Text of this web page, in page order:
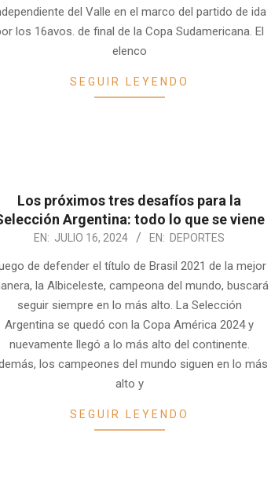
del Valle en el marco del partido de ida
los 16avos. de final de la Copa Sudamericana. El
elenco
SEGUIR LEYENDO
Los próximos tres desafíos para la
Argentina: todo lo que se viene
EN: JULIO 16, 2024 EN: DEPORTES
de defender el título de Brasil 2021 de la mejor
la Albiceleste, campeona del mundo, buscará
seguir siempre en lo más alto. La Selección
Argentina se quedó con la Copa América 2024 y
nuevamente llegó a lo más alto del continente.
los campeones del mundo siguen en lo más
alto y
SEGUIR LEYENDO